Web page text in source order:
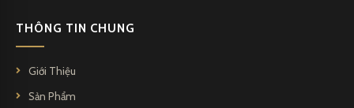
THÔNG TIN CHUNG
Giới Thiệu
Sản Phẩm